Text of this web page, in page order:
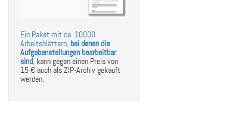
Ein Paket mit ca. 10000
Arbeitsblättern, bei denen die
Aufgabenstellungen bearbeitbar
sind, kann gegen einen Preis von
15 € auch als ZIP-Archiv gekauft
werden.